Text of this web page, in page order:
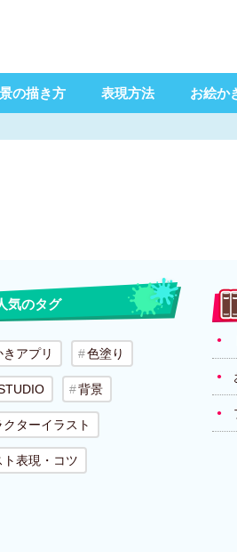
の描き方 表現方法 お絵か
気のタグ
アプリ 色塗り
背景
ターイラスト
ト表現・コツ